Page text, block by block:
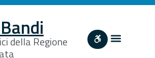
della Regione